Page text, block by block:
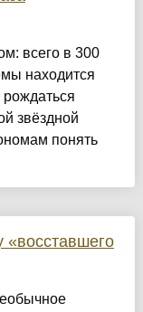
всего в 300
находится
рождаться
звёздной
понять